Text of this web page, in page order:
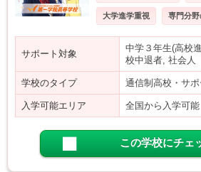
大学進学重視 専門分
サポート対象
中学３年生(高校
校中退者, 社会人
学校のタイプ 通信制高校・サ
入学可能エリア 全国から入学可能
この学校にチェ